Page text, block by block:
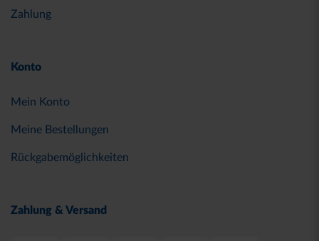
Zahlung
Konto
Mein Konto
Meine Bestellungen
Rückgabemöglichkeiten
Zahlung & Versand